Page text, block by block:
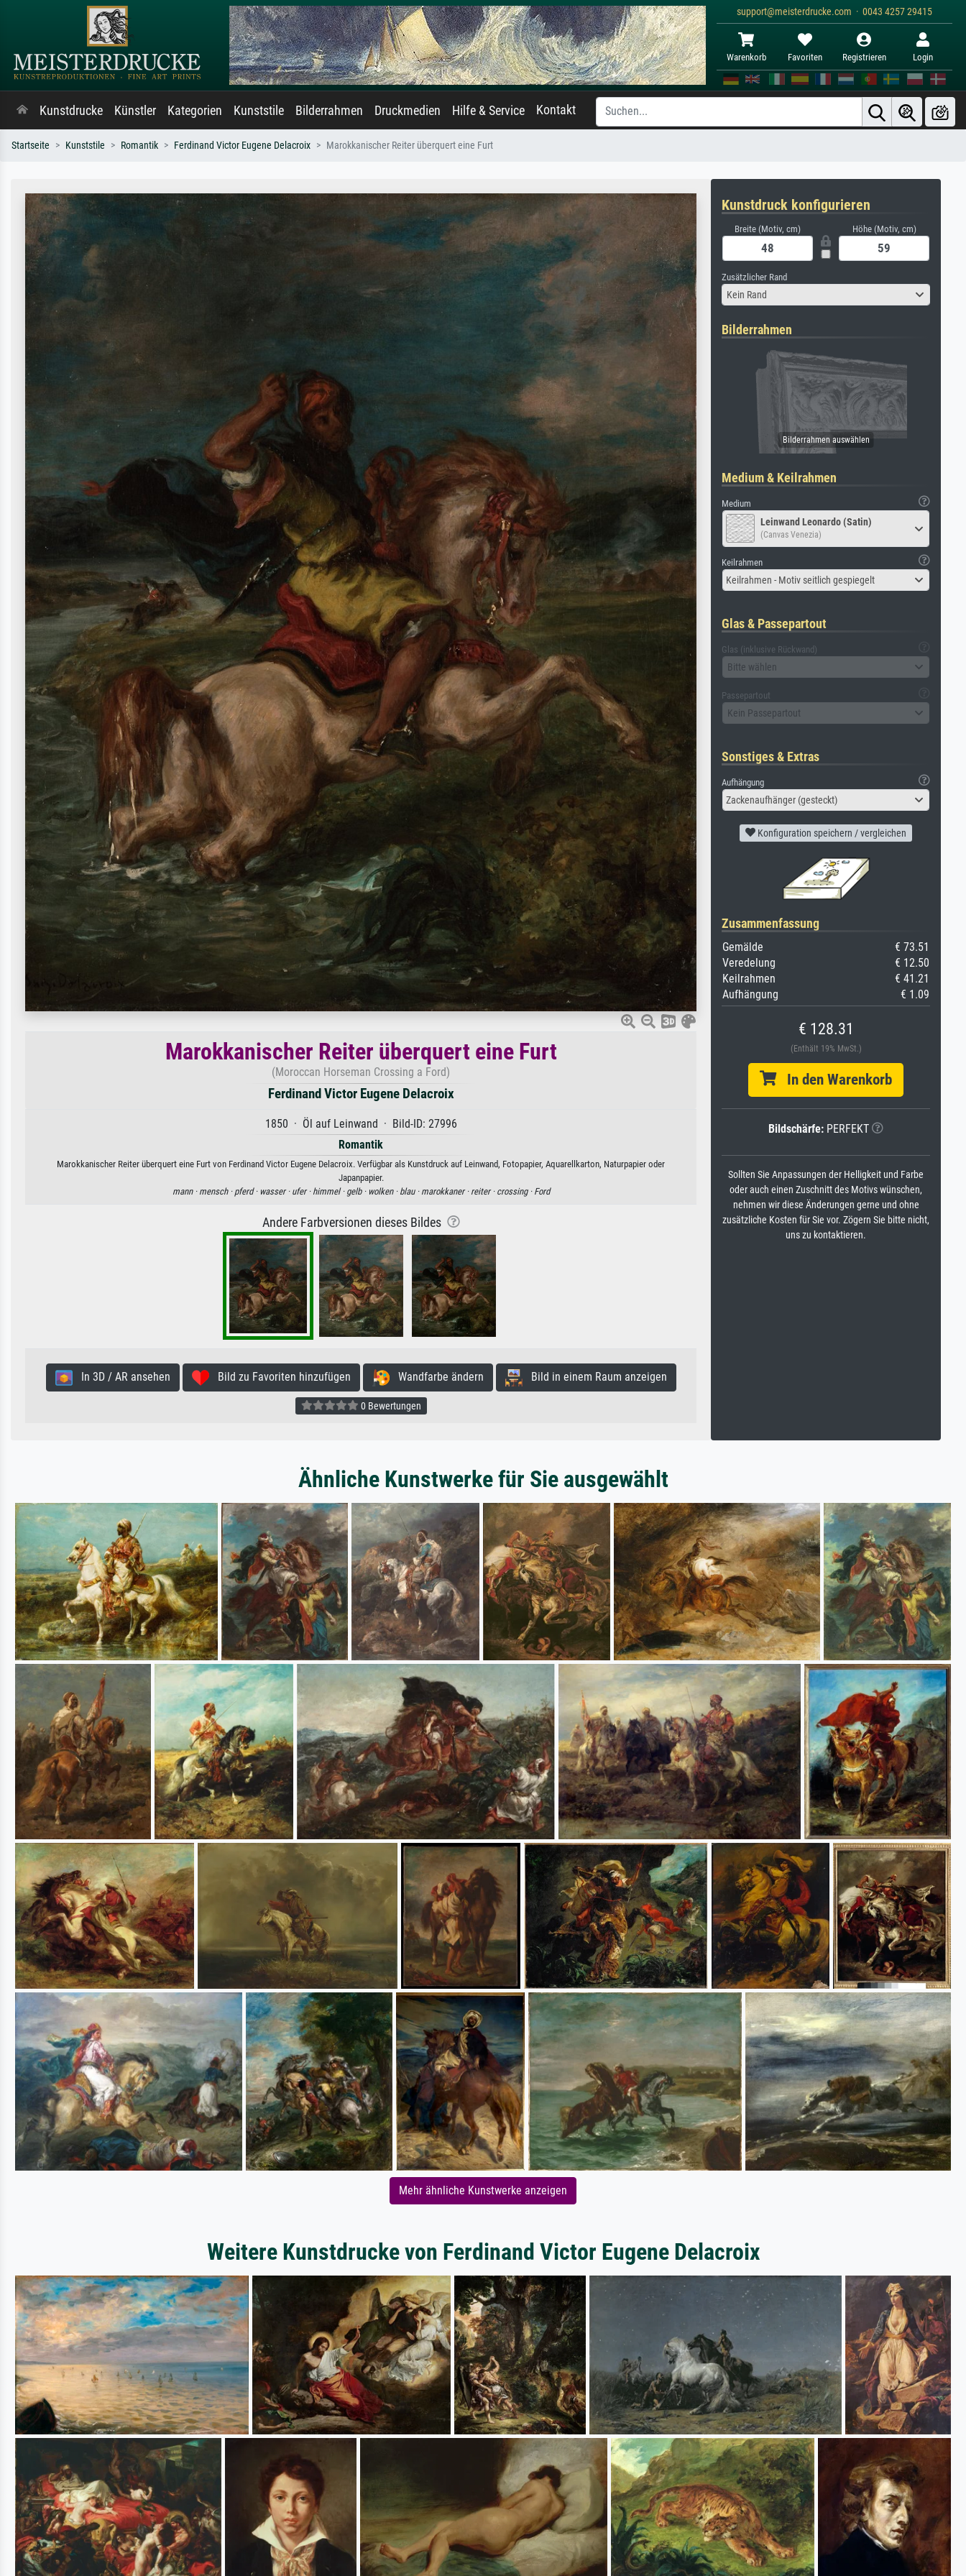
support@meisterdrucke.com · 0043 4257 29415
Warenkorb Favoriten Registrieren Login
Kunstdrucke Künstler Kategorien Kunststile Bilderrahmen Druckmedien Hilfe & Service Kontakt
Startseite Kunststile Romantik Ferdinand Victor Eugene Delacroix Marokkanischer Reiter überquert eine Furt
Marokkanischer Reiter überquert eine Furt
(Moroccan Horseman Crossing a Ford)
Ferdinand Victor Eugene Delacroix
1850 · Öl auf Leinwand · Bild-ID: 27996
Romantik
Marokkanischer Reiter überquert eine Furt von Ferdinand Victor Eugene Delacroix. Verfügbar als Kunstdruck auf Leinwand, Fotopapier, Aquarellkarton, Naturpapier oder
Japanpapier.
mann · mensch · pferd · wasser · ufer · himmel · gelb · wolken · blau · marokkaner · reiter · crossing · Ford
Andere Farbversionen dieses Bildes
In 3D / AR ansehen Bild zu Favoriten hinzufügen Wandfarbe ändern Bild in einem Raum anzeigen
0 Bewertungen
Kunstdruck konfigurieren
Breite (Motiv, cm) Höhe (Motiv, cm)
Zusätzlicher Rand
Kein Rand
Bilderrahmen
Medium & Keilrahmen
Medium
Leinwand Leonardo (Satin)
(Canvas Venezia)
Keilrahmen
Keilrahmen - Motiv seitlich gespiegelt
Glas & Passepartout
Glas (inklusive Rückwand)
Bitte wählen
Passepartout
Kein Passepartout
Sonstiges & Extras
Aufhängung
Zackenaufhänger (gesteckt)
Konfiguration speichern / vergleichen
Zusammenfassung
Gemälde
€ 73.51
Veredelung
€ 12.50
Keilrahmen
€ 41.21
Aufhängung
€ 1.09
€ 128.31
(Enthält 19% MwSt.)
In den Warenkorb
Bildschärfe: PERFEKT
Sollten Sie Anpassungen der Helligkeit und Farbe
oder auch einen Zuschnitt des Motivs wünschen,
nehmen wir diese Änderungen gerne und ohne
zusätzliche Kosten für Sie vor. Zögern Sie bitte nicht,
uns zu kontaktieren.
Ähnliche Kunstwerke für Sie ausgewählt
Mehr ähnliche Kunstwerke anzeigen
Weitere Kunstdrucke von Ferdinand Victor Eugene Delacroix